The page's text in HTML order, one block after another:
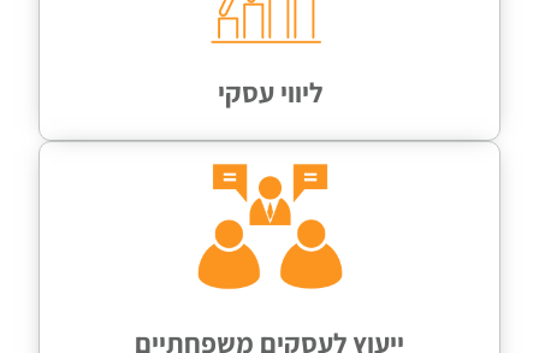
ליווי עסקי
ייעוץ לעסקים משפחתיים